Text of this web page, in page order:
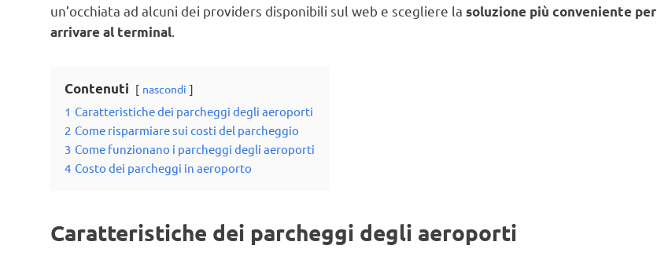
un’occhiata ad alcuni dei providers disponibili sul web e scegliere la soluzione più conveniente per
arrivare al terminal
Contenuti nascondi
1 Caratteristiche dei parcheggi degli aeroporti
2 Come risparmiare sui costi del parcheggio
3 Come funzionano i parcheggi degli aeroporti
4 Costo dei parcheggi in aeroporto
Caratteristiche dei parcheggi degli aeroporti